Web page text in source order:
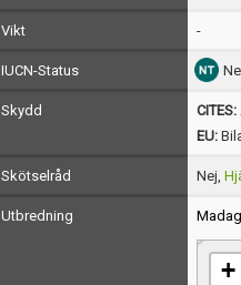
Vikt -
IUCN-Status
Skydd CITES:
EU:
Skötselråd Nej,
Utbredning
+